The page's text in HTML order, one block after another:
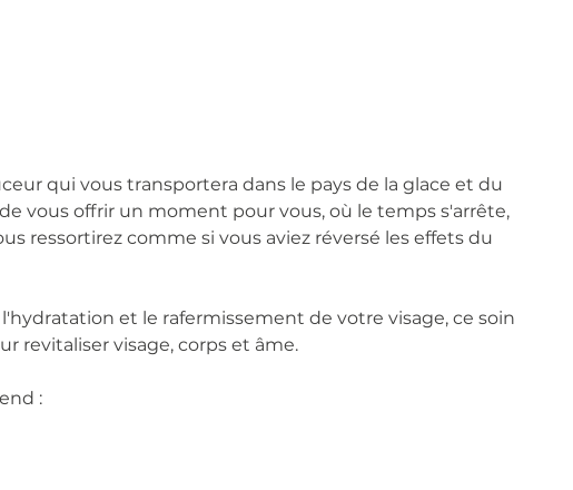
qui vous transportera dans le pays de la glace et du
vous offrir un moment pour vous, où le temps s'arrête,
ressortirez comme si vous aviez réversé les effets du
et le rafermissement de votre visage, ce soin
revitaliser visage, corps et âme.
: